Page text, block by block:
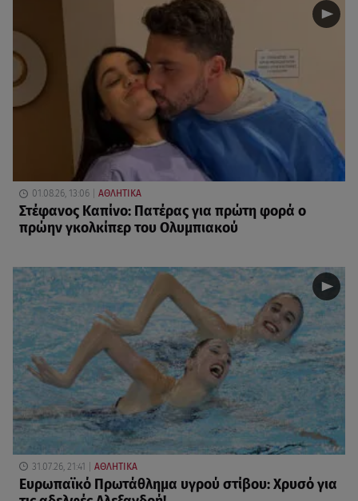
01.08.26, 13:06 ΑΘΛΗΤΙΚΑ
Στέφανος Καπίνο: Πατέρας για πρώτη φορά ο
πρώην γκολκίπερ του Ολυμπιακού
31.07.26, 21:41 ΑΘΛΗΤΙΚΑ
Ευρωπαϊκό Πρωτάθλημα υγρού στίβου: Χρυσό για